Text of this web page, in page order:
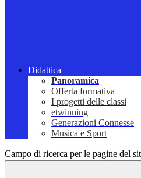
Didattica
Panoramica
Offerta formativa
I progetti delle classi
etwinning
Generazioni Connesse
Musica e Sport
Campo di ricerca per le pagine del